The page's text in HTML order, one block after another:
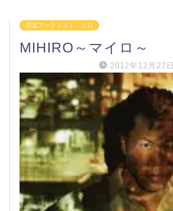
邦楽アーティスト・ソロ
MIHIRO～マイロ～
2012年12月27日